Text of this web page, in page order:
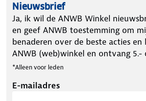
Nieuwsbrief
Ja, ik wil de ANWB Winkel
en geef ANWB toestemming om
benaderen over de beste acties
ANWB (web)winkel en ontvang 5.-
*Alleen voor leden
E-mailadres